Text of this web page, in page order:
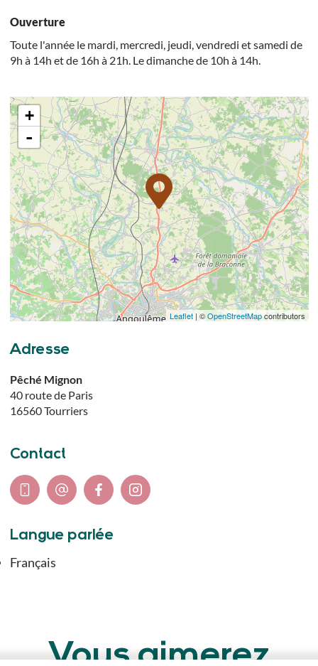
Ouverture
Toute l'année le mardi, mercredi, jeudi, vendredi et samedi de
9h à 14h et de 16h à 21h. Le dimanche de 10h à 14h.
+
-
Leaflet| ©OpenStreetMapcontributors
Adresse
Pêché Mignon
40 route de Paris
16560Tourriers
Contact
Langue parlée
Français
Vous aimerez